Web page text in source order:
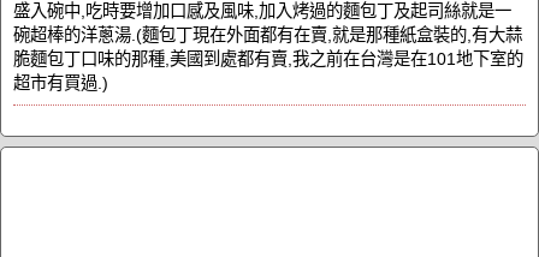
盛入碗中,吃時要增加口感及風味,加入烤過的麵包丁及起司絲就是一
碗超棒的洋蔥湯.(麵包丁現在外面都有在賣,就是那種紙盒裝的,有大蒜
脆麵包丁口味的那種,美國到處都有賣,我之前在台灣是在101地下室的
超市有買過.)